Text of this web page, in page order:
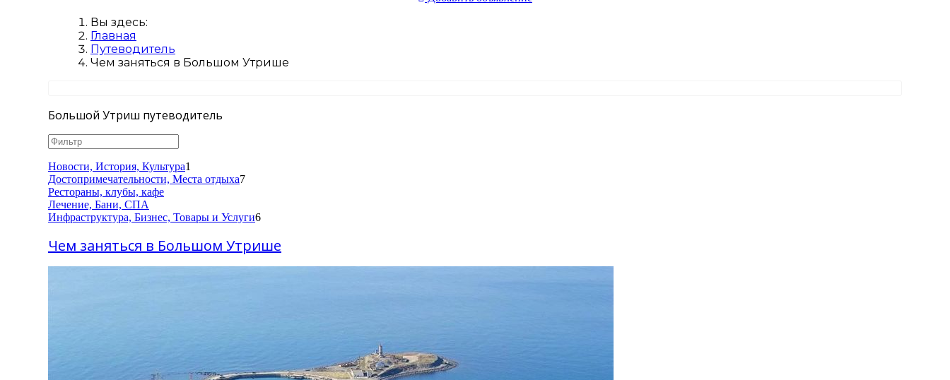
Вы здесь:
Главная
Путеводитель
Чем заняться в Большом Утрише
Большой Утриш путеводитель
Новости, История, Культура1
Достопримечательности, Места отдыха7
Рестораны, клубы, кафе
Лечение, Бани, СПА
Инфраструктура, Бизнес, Товары и Услуги6
Чем заняться в Большом Утрише